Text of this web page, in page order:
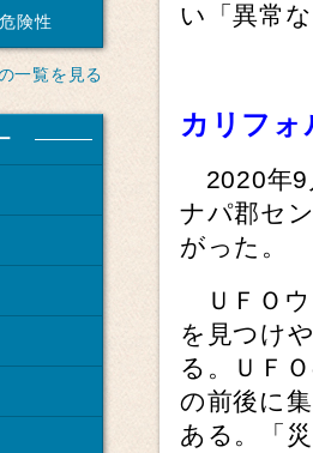
い「異常
カリフォ
2020年9
ナパ郡セ
がった。
ＵＦＯウ
を見つけ
る。ＵＦ
の前後に
ある。「
険性
一覧を見る